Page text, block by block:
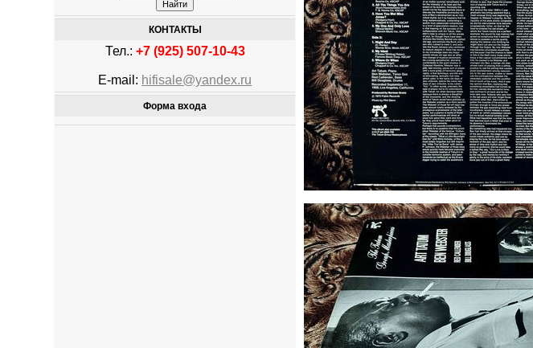
КОНТАКТЫ
Тел.: +7 (925) 507-10-43
E-mail: hifisale@yandex.ru
Форма входа